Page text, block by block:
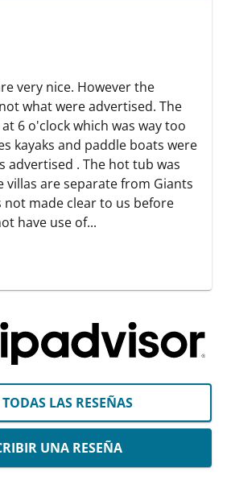
very nice. However the
what were advertised. The
6 o'clock which was way too
kayaks and paddle boats were
advertised . The hot tub was
villas are separate from Giants
not made clear to us before
have use of...
TODAS LAS RESEÑAS
UNA RESEÑA